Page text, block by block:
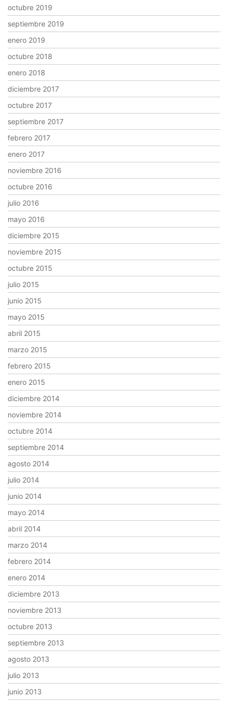
octubre 2019
septiembre 2019
enero 2019
octubre 2018
enero 2018
diciembre 2017
octubre 2017
septiembre 2017
febrero 2017
enero 2017
noviembre 2016
octubre 2016
julio 2016
mayo 2016
diciembre 2015
noviembre 2015
octubre 2015
julio 2015
junio 2015
mayo 2015
abril 2015
marzo 2015
febrero 2015
enero 2015
diciembre 2014
noviembre 2014
octubre 2014
septiembre 2014
agosto 2014
julio 2014
junio 2014
mayo 2014
abril 2014
marzo 2014
febrero 2014
enero 2014
diciembre 2013
noviembre 2013
octubre 2013
septiembre 2013
agosto 2013
julio 2013
junio 2013